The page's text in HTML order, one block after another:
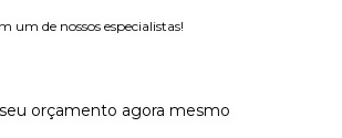
um de nossos especialistas!
orçamento agora mesmo